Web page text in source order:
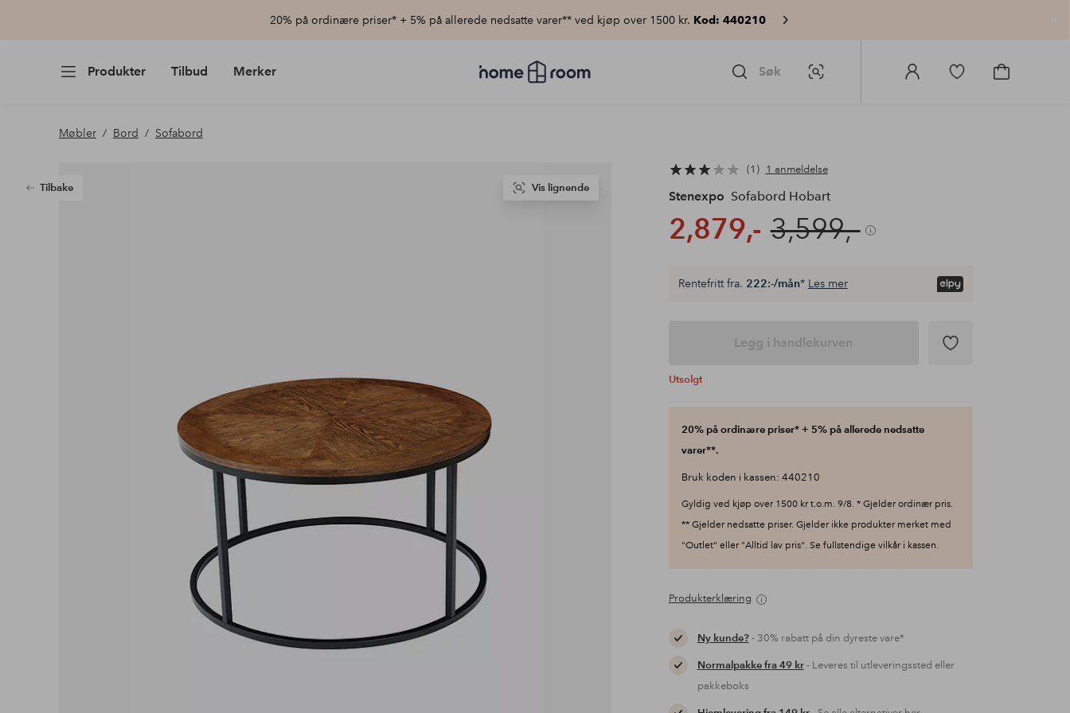
20% på ordinære priser* + 5% på allerede nedsatte varer** ved kjøp over 1500 kr. Kod: 440210
Produkter Tilbud Merker
Homeroom
–
Søk Bildesøk
Logg
Gå
Gå
Møbler Bord Sofabord
Tilbake Vis lignende
1 1 anmeldelse
Stenexpo Sofabord Hobart
2,879,- 3,599,-
Rentefritt fra. 222:-/mån* Les mer
Legg i handlekurven
Utsolgt
20% på ordinære priser* + 5% på allerede nedsatte
varer**.
Bruk koden i kassen: 440210
Gyldig ved kjøp over 1500 kr t.o.m. 9/8. * Gjelder ordinær pris.
** Gjelder nedsatte priser. Gjelder ikke produkter merket med
"Outlet" eller "Alltid lav pris". Se fullstendige vilkår i kassen.
Produkterklæring
Ny kunde?- 30% rabatt på din dyreste vare*
Normalpakke fra 49 kr- Leveres til utleveringssted eller
pakkeboks